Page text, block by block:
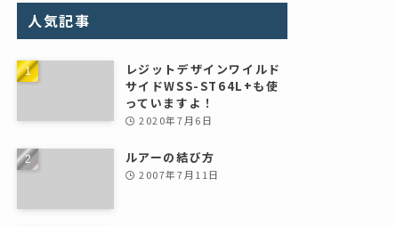
人気記事
レジットデザインワイルド
サイドWSS-ST64L+も使
っていますよ！
2020年7月6日
ルアーの結び方
2007年7月11日